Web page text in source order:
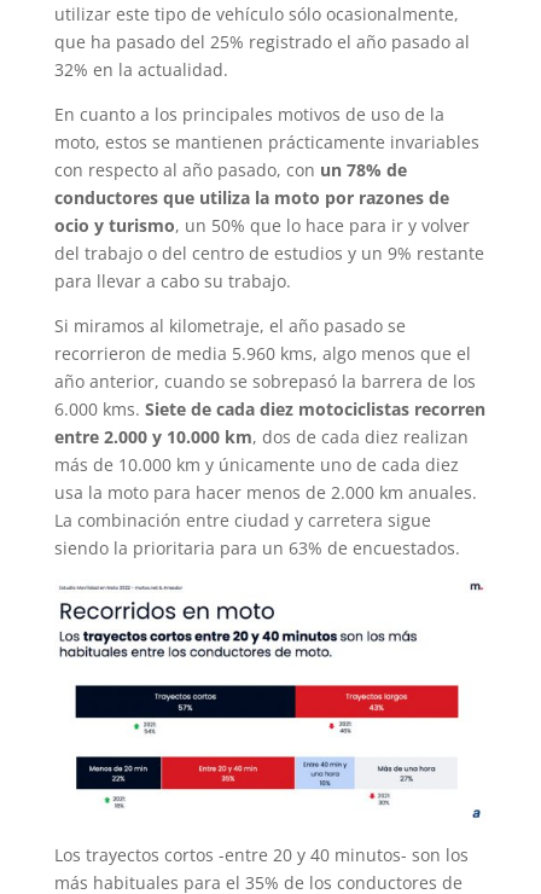
utilizar este tipo de vehículo sólo ocasionalmente,
que ha pasado del 25% registrado el año pasado al
32% en la actualidad.
En cuanto a los principales motivos de uso de la
moto, estos se mantienen prácticamente invariables
con respecto al año pasado, con un 78% de
conductores que utiliza la moto por razones de
ocio y turismo, un 50% que lo hace para ir y volver
del trabajo o del centro de estudios y un 9% restante
para llevar a cabo su trabajo.
Si miramos al kilometraje, el año pasado se
recorrieron de media 5.960 kms, algo menos que el
año anterior, cuando se sobrepasó la barrera de los
6.000 kms. Siete de cada diez motociclistas recorren
entre 2.000 y 10.000 km, dos de cada diez realizan
más de 10.000 km y únicamente uno de cada diez
usa la moto para hacer menos de 2.000 km anuales.
La combinación entre ciudad y carretera sigue
siendo la prioritaria para un 63% de encuestados.
Los trayectos cortos -entre 20 y 40 minutos- son los
más habituales para el 35% de los conductores de